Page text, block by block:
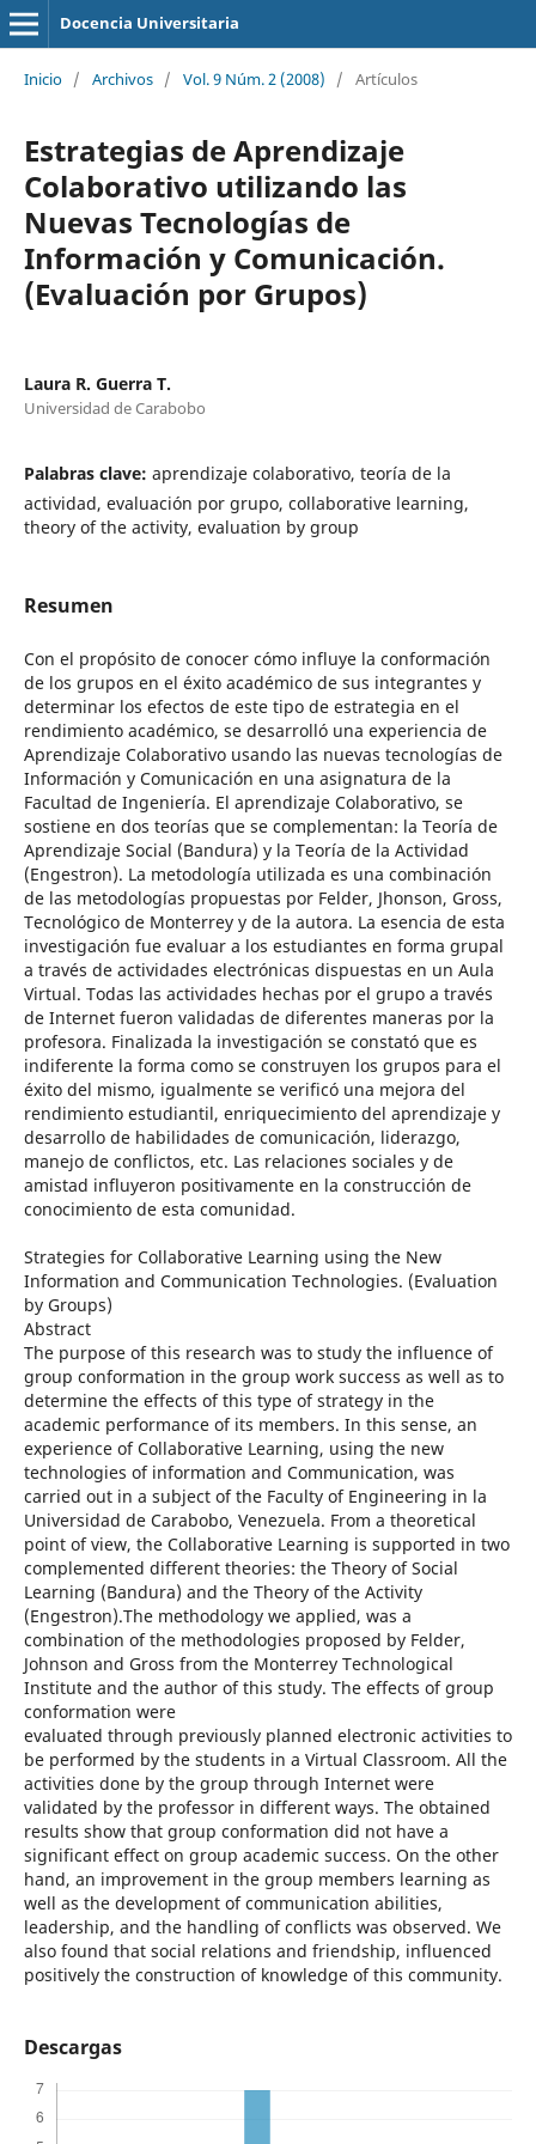
Docencia Universitaria
Inicio / Archivos / Vol. 9 Núm. 2 (2008) / Artículos
Estrategias de Aprendizaje
Colaborativo utilizando las
Nuevas Tecnologías de
Información y Comunicación.
(Evaluación por Grupos)
Laura R. Guerra T.
Universidad de Carabobo
Palabras clave: aprendizaje colaborativo, teoría de la
actividad, evaluación por grupo, collaborative learning,
theory of the activity, evaluation by group
Resumen
Con el propósito de conocer cómo influye la conformación
de los grupos en el éxito académico de sus integrantes y
determinar los efectos de este tipo de estrategia en el
rendimiento académico, se desarrolló una experiencia de
Aprendizaje Colaborativo usando las nuevas tecnologías de
Información y Comunicación en una asignatura de la
Facultad de Ingeniería. El aprendizaje Colaborativo, se
sostiene en dos teorías que se complementan: la Teoría de
Aprendizaje Social (Bandura) y la Teoría de la Actividad
(Engestron). La metodología utilizada es una combinación
de las metodologías propuestas por Felder, Jhonson, Gross,
Tecnológico de Monterrey y de la autora. La esencia de esta
investigación fue evaluar a los estudiantes en forma grupal
a través de actividades electrónicas dispuestas en un Aula
Virtual. Todas las actividades hechas por el grupo a través
de Internet fueron validadas de diferentes maneras por la
profesora. Finalizada la investigación se constató que es
indiferente la forma como se construyen los grupos para el
éxito del mismo, igualmente se verificó una mejora del
rendimiento estudiantil, enriquecimiento del aprendizaje y
desarrollo de habilidades de comunicación, liderazgo,
manejo de conflictos, etc. Las relaciones sociales y de
amistad influyeron positivamente en la construcción de
conocimiento de esta comunidad.
Strategies for Collaborative Learning using the New
Information and Communication Technologies. (Evaluation
by Groups)
Abstract
The purpose of this research was to study the influence of
group conformation in the group work success as well as to
determine the effects of this type of strategy in the
academic performance of its members. In this sense, an
experience of Collaborative Learning, using the new
technologies of information and Communication, was
carried out in a subject of the Faculty of Engineering in la
Universidad de Carabobo, Venezuela. From a theoretical
point of view, the Collaborative Learning is supported in two
complemented different theories: the Theory of Social
Learning (Bandura) and the Theory of the Activity
(Engestron).The methodology we applied, was a
combination of the methodologies proposed by Felder,
Johnson and Gross from the Monterrey Technological
Institute and the author of this study. The effects of group
conformation were
evaluated through previously planned electronic activities to
be performed by the students in a Virtual Classroom. All the
activities done by the group through Internet were
validated by the professor in different ways. The obtained
results show that group conformation did not have a
significant effect on group academic success. On the other
hand, an improvement in the group members learning as
well as the development of communication abilities,
leadership, and the handling of conflicts was observed. We
also found that social relations and friendship, influenced
positively the construction of knowledge of this community.
Descargas